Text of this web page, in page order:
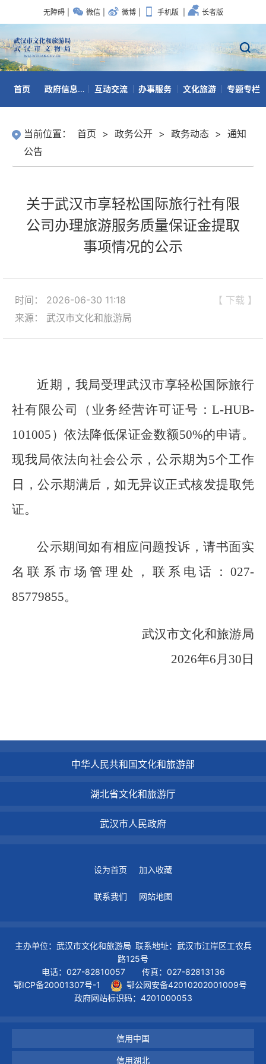
无障碍 微信 微博 手机版 长者版
首页 政府信息公开 互动交流 办事服务 文化旅游 专题专栏
当前位置： 首页 > 政务公开 > 政务动态 > 通知
公告
关于武汉市享轻松国际旅行社有限
公司办理旅游服务质量保证金提取
事项情况的公示
【 下载 】
时间： 2026-06-30 11:18
来源： 武汉市文化和旅游局
近期，我局受理武汉市享轻松国际旅行
社有限公司
（业务经营许可证号：L-HUB-
101005 ）依法降低保证金数额50%的申请。
现我局依法向社会公示，公示期为5个工作
日，公示期满后，如无异议正式核发提取凭
证。
公示期间如有相应问题投诉，请书面实
名联系 市场 管理处，联系电话：027-
85779855。
武汉市文化和旅游局
2026年6月30 日
中华人民共和国文化和旅游部
湖北省文化和旅游厅
武汉市人民政府
设为首页 加入收藏
联系我们 网站地图
主办单位：武汉市文化和旅游局 联系地址：武汉市江岸区工农兵
路125号
电话：027-82810057 传真：027-82813136
鄂ICP备20001307号-1
鄂公网安备42010202001009号
政府网站标识码：4201000053
信用中国
信用湖北